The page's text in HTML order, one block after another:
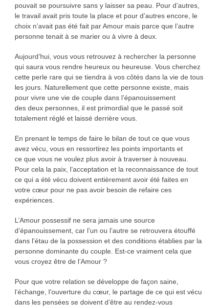
pouvait se poursuivre sans y laisser sa peau. Pour d’autres,
le travail avait pris toute la place et pour d’autres encore, le
choix n’avait pas été fait par Amour mais parce que l’autre
personne tenait à se marier ou à vivre à deux.
Aujourd’hui, vous vous retrouvez à rechercher la personne
qui saura vous rendre heureux ou heureuse. Vous cherchez
cette perle rare qui se tiendra à vos côtés dans la vie de tous
les jours. Naturellement que cette personne existe, mais
pour vivre une vie de couple dans l’épanouissement
des deux personnes, il est primordial que le passé soit
totalement réglé et laissé derrière vous.
En prenant le temps de faire le bilan de tout ce que vous
avez vécu, vous en ressortirez les points importants et
ce que vous ne voulez plus avoir à traverser à nouveau.
Pour cela la paix, l’acceptation et la reconnaissance de tout
ce qui a été vécu doivent entièrement avoir été faites en
votre cœur pour ne pas avoir besoin de refaire ces
expériences.
L’Amour possessif ne sera jamais une source
d’épanouissement, car l’un ou l’autre se retrouvera étouffé
dans l’étau de la possession et des conditions établies par la
personne dominante du couple. Est-ce vraiment cela que
vous croyez être de l’Amour ?
Pour que votre relation se développe de façon saine,
l’échange, l’ouverture du cœur, le partage de ce qui est vécu
dans les pensées se doivent d’être au rendez-vous